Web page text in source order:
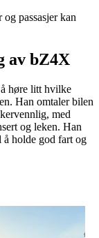
passasjer kan
av bZ4X
høre litt hvilke
Han omtaler bilen
med
og leken. Han
å holde god fart og